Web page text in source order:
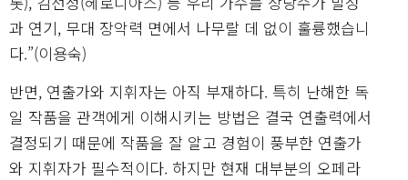
과 연기, 무대 장악력 면에서 나무랄 데 없이 훌륭했습니
다.”(이용숙)
반면, 연출가와 지휘자는 아직 부재하다. 특히 난해한 독
일 작품을 관객에게 이해시키는 방법은 결국 연출력에서
결정되기 때문에 작품을 잘 알고 경험이 풍부한 연출가
와 지휘자가 필수적이다. 하지만 현재 대부분의 오페라